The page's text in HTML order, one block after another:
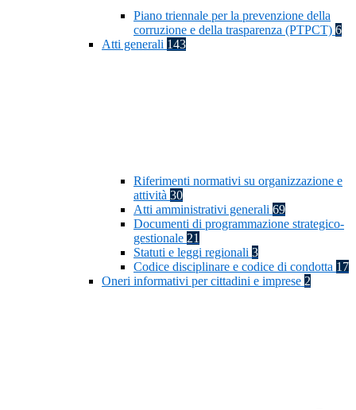
Piano triennale per la prevenzione della
corruzione e della trasparenza (PTPCT) 6
Atti generali 143
Riferimenti normativi su organizzazione e
attività 30
Atti amministrativi generali 69
Documenti di programmazione strategico-
gestionale 21
Statuti e leggi regionali 3
Codice disciplinare e codice di condotta 17
Oneri informativi per cittadini e imprese 2